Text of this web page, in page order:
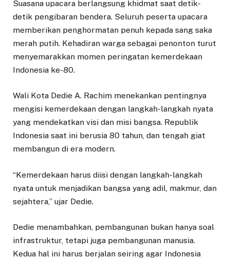
Suasana upacara berlangsung khidmat saat detik-
detik pengibaran bendera. Seluruh peserta upacara
memberikan penghormatan penuh kepada sang saka
merah putih. Kehadiran warga sebagai penonton turut
menyemarakkan momen peringatan kemerdekaan
Indonesia ke-80.
Wali Kota Dedie A. Rachim menekankan pentingnya
mengisi kemerdekaan dengan langkah-langkah nyata
yang mendekatkan visi dan misi bangsa. Republik
Indonesia saat ini berusia 80 tahun, dan tengah giat
membangun di era modern.
“Kemerdekaan harus diisi dengan langkah-langkah
nyata untuk menjadikan bangsa yang adil, makmur, dan
sejahtera,” ujar Dedie.
Dedie menambahkan, pembangunan bukan hanya soal
infrastruktur, tetapi juga pembangunan manusia.
Kedua hal ini harus berjalan seiring agar Indonesia